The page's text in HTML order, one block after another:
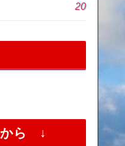
20
ら ↓